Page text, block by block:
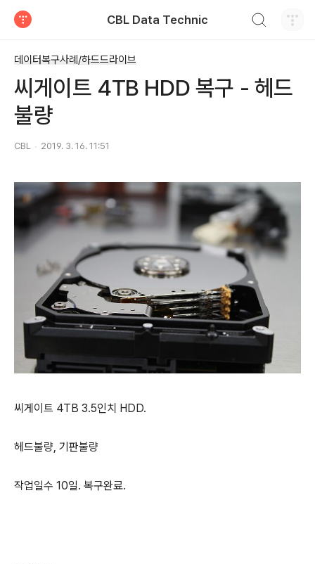
CBL Data Technic
데이터복구사례/하드드라이브
씨게이트 4TB HDD 복구 - 헤드
불량
CBL 2019. 3. 16. 11:51
씨게이트 4TB 3.5인치 HDD.
헤드불량, 기판불량
작업일수 10일. 복구완료.